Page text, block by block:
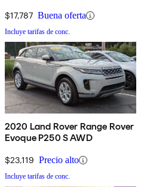
$17,787 Buena oferta
Incluye tarifas de conc.
2020 Land Rover Range Rover
Evoque P250 S AWD
$23,119 Precio alto
Incluye tarifas de conc.